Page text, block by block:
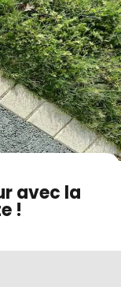
avec la
!